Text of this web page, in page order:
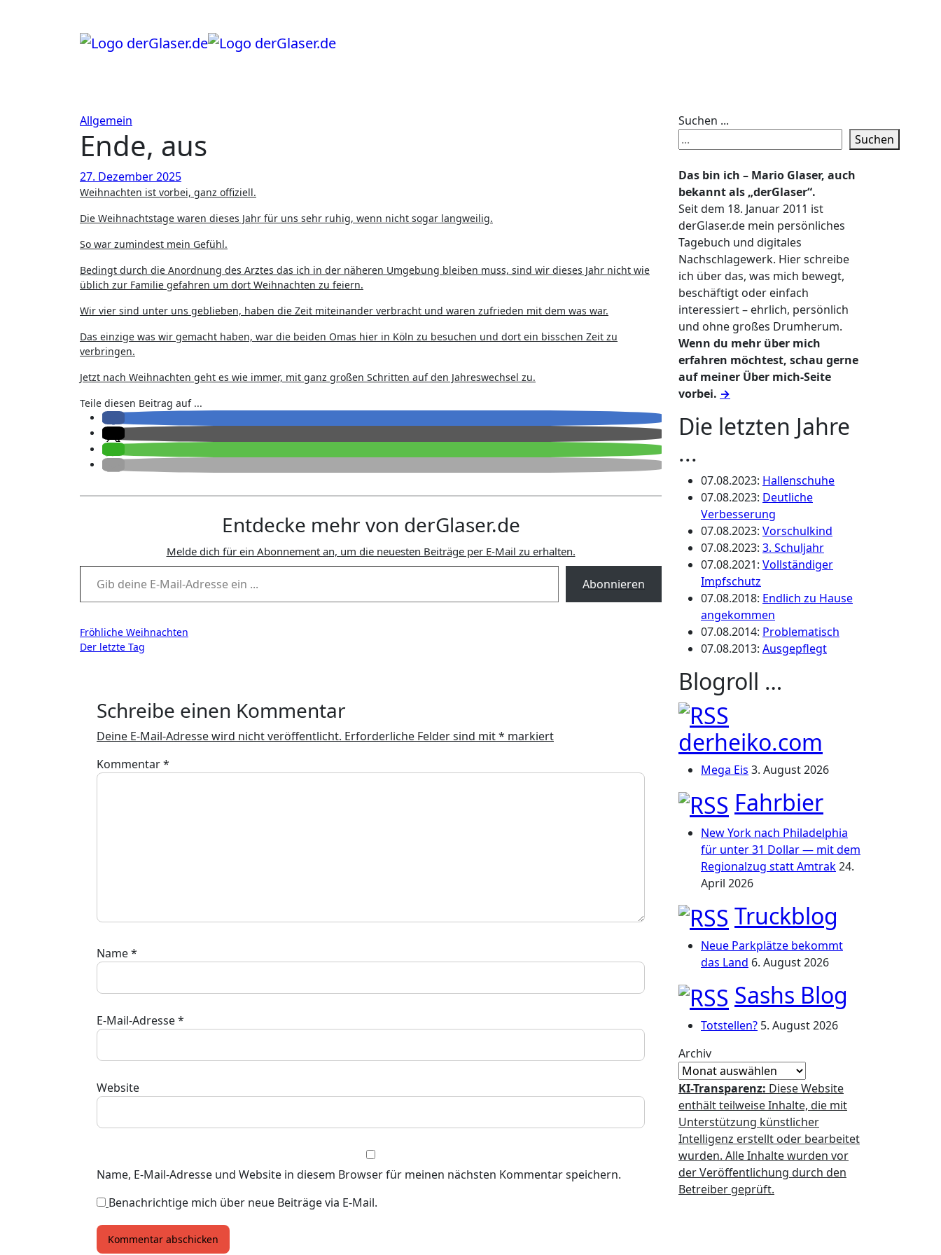
Allgemein
Ende, aus
27. Dezember 2025
Weihnachten ist vorbei, ganz offiziell.
Die Weihnachtstage waren dieses Jahr für uns sehr ruhig, wenn nicht sogar langweilig.
So war zumindest mein Gefühl.
Bedingt durch die Anordnung des Arztes das ich in der näheren Umgebung bleiben muss, sind wir dieses Jahr nicht wie
üblich zur Familie gefahren um dort Weihnachten zu feiern.
Wir vier sind unter uns geblieben, haben die Zeit miteinander verbracht und waren zufrieden mit dem was war.
Das einzige was wir gemacht haben, war die beiden Omas hier in Köln zu besuchen und dort ein bisschen Zeit zu
verbringen.
Jetzt nach Weihnachten geht es wie immer, mit ganz großen Schritten auf den Jahreswechsel zu.
Teile diesen Beitrag auf ...
Entdecke mehr von derGlaser.de
Melde dich für ein Abonnement an, um die neuesten Beiträge per E-Mail zu erhalten.
Gib deine E-Mail-Adresse ein ...
Abonnieren
Beitragsnavigation
Fröhliche Weihnachten
Der letzte Tag
Schreibe einen Kommentar
Deine E-Mail-Adresse wird nicht veröffentlicht. Erforderliche Felder sind mit* markiert
Kommentar*
Name*
E-Mail-Adresse*
Website
Name, E-Mail-Adresse und Website in diesem Browser für meinen nächsten Kommentar speichern.
Benachrichtige mich über neue Beiträge via E-Mail.
Suchen ...
Suchen
Das bin ich – Mario Glaser, auch
bekannt als „derGlaser“.
Seit dem 18. Januar 2011 ist
derGlaser.de mein persönliches
Tagebuch und digitales
Nachschlagewerk. Hier schreibe
ich über das, was mich bewegt,
beschäftigt oder einfach
interessiert – ehrlich, persönlich
und ohne großes Drumherum.
Wenn du mehr über mich
erfahren möchtest, schau gerne
auf meiner Über mich-Seite
vorbei. →
Die letzten Jahre
...
07.08.2023: Hallenschuhe
07.08.2023: Deutliche
Verbesserung
07.08.2023: Vorschulkind
07.08.2023: 3. Schuljahr
07.08.2021: Vollständiger
Impfschutz
07.08.2018: Endlich zu Hause
angekommen
07.08.2014: Problematisch
07.08.2013: Ausgepflegt
Blogroll …
derheiko.com
Mega Eis 3. August 2026
Fahrbier
New York nach Philadelphia
für unter 31 Dollar — mit dem
Regionalzug statt Amtrak24.
April 2026
Truckblog
Neue Parkplätze bekommt
das Land 6. August 2026
Sashs Blog
Totstellen? 5. August 2026
Archiv
KI-Transparenz: Diese Website
enthält teilweise Inhalte, die mit
Unterstützung künstlicher
Intelligenz erstellt oder bearbeitet
wurden. Alle Inhalte wurden vor
der Veröffentlichung durch den
Betreiber geprüft.